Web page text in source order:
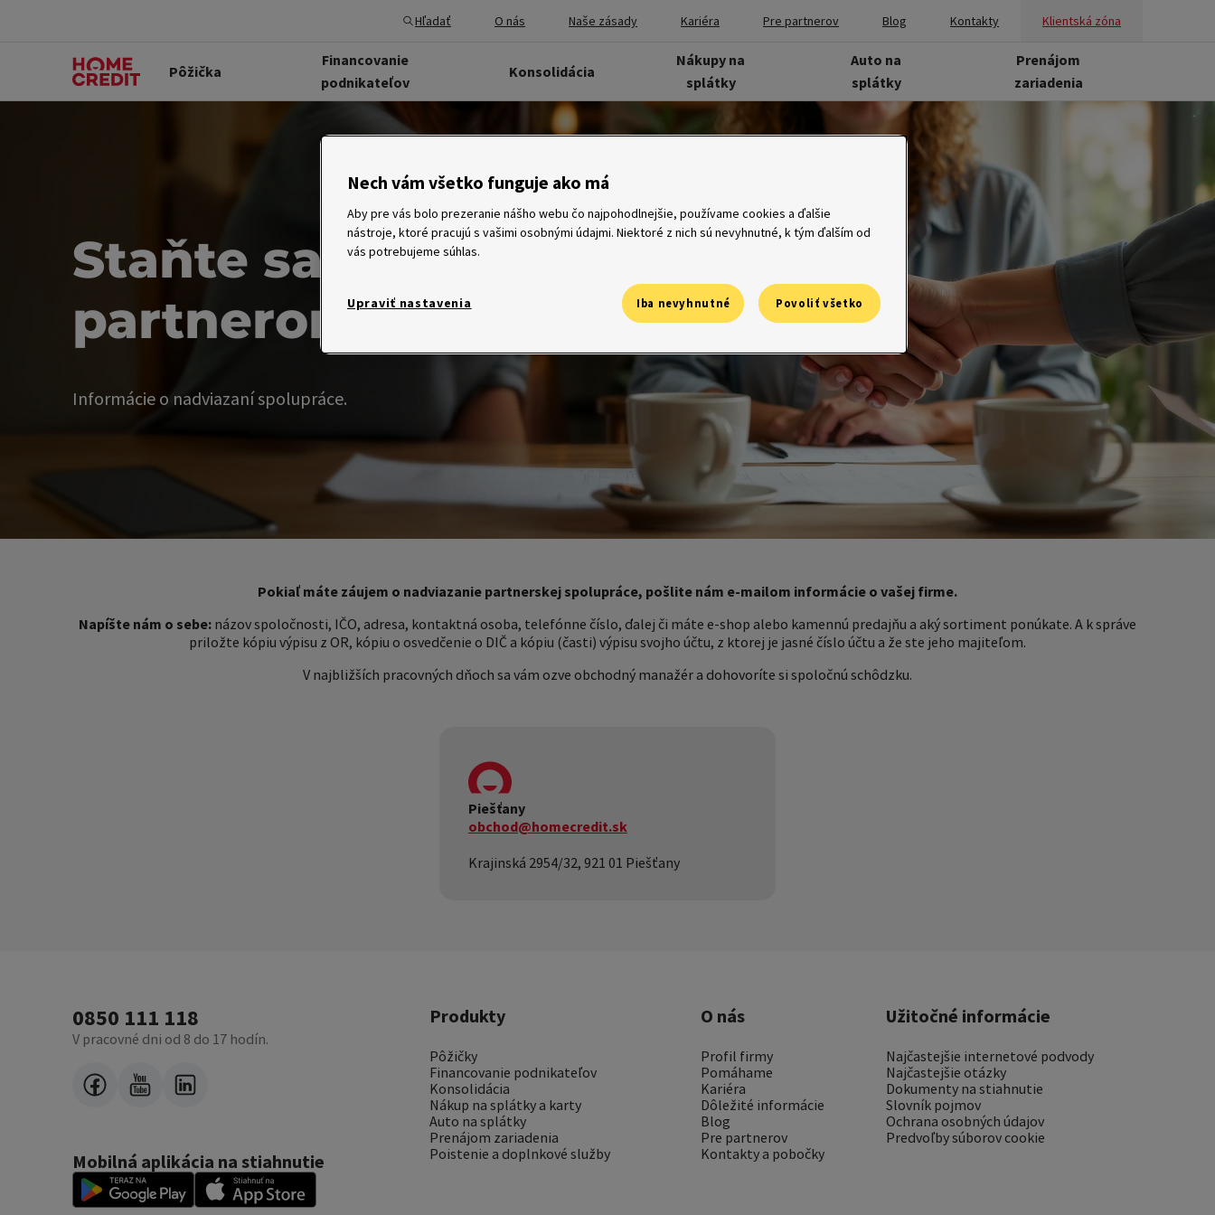
Hľadať O nás Naše zásady Kariéra Pre partnerov Blog Kontakty Klientská zóna
Pôžička
Financovanie
podnikateľov
Konsolidácia
Nákupy na
splátky
Auto na
splátky
Prenájom
zariadenia
Staňte sa
partnerom
Informácie o nadviazaní spolupráce.
Pokiaľ máte záujem o nadviazanie partnerskej spolupráce, pošlite nám e-mailom informácie o vašej firme.
Napíšte nám o sebe: názov spoločnosti, IČO, adresa, kontaktná osoba, telefónne číslo, ďalej či máte e-shop alebo kamennú predajňu a aký sortiment ponúkate. A k správe
priložte kópiu výpisu z OR, kópiu o osvedčenie o DIČ a kópiu (časti) výpisu svojho účtu, z ktorej je jasné číslo účtu a že ste jeho majiteľom.
V najbližších pracovných dňoch sa vám ozve obchodný manažér a dohovoríte si spoločnú schôdzku.
Piešťany
obchod@homecredit.sk
Krajinská 2954/32, 921 01 Piešťany
0850 111 118
V pracovné dni od 8 do 17 hodín.
Mobilná aplikácia na stiahnutie
Produkty
Pôžičky
Financovanie podnikateľov
Konsolidácia
Nákup na splátky a karty
Auto na splátky
Prenájom zariadenia
Poistenie a doplnkové služby
O nás
Profil firmy
Pomáhame
Kariéra
Dôležité informácie
Blog
Pre partnerov
Kontakty a pobočky
Užitočné informácie
Najčastejšie internetové podvody
Najčastejšie otázky
Dokumenty na stiahnutie
Slovník pojmov
Ochrana osobných údajov
Predvoľby súborov cookie
Nech vám všetko funguje ako má
Aby pre vás bolo prezeranie nášho webu čo najpohodlnejšie, používame cookies a ďalšie
nástroje, ktoré pracujú s vašimi osobnými údajmi. Niektoré z nich sú nevyhnutné, k tým ďalším od
vás potrebujeme súhlas.
Upraviť nastavenia Iba nevyhnutné Povoliť všetko